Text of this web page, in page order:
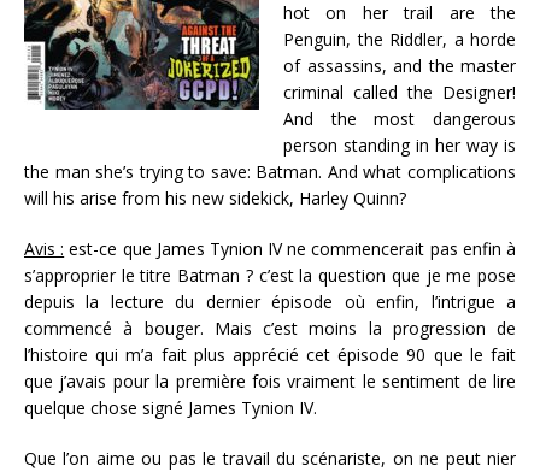
hot on her trail are the
Penguin, the Riddler, a horde
of assassins, and the master
criminal called the Designer!
And the most dangerous
person standing in her way is
the man she’s trying to save: Batman. And what complications
will his arise from his new sidekick, Harley Quinn?
Avis : est-ce que James Tynion IV ne commencerait pas enfin à
s’approprier le titre Batman ? c’est la question que je me pose
depuis la lecture du dernier épisode où enfin, l’intrigue a
commencé à bouger. Mais c’est moins la progression de
l’histoire qui m’a fait plus apprécié cet épisode 90 que le fait
que j’avais pour la première fois vraiment le sentiment de lire
quelque chose signé James Tynion IV.
Que l’on aime ou pas le travail du scénariste, on ne peut nier